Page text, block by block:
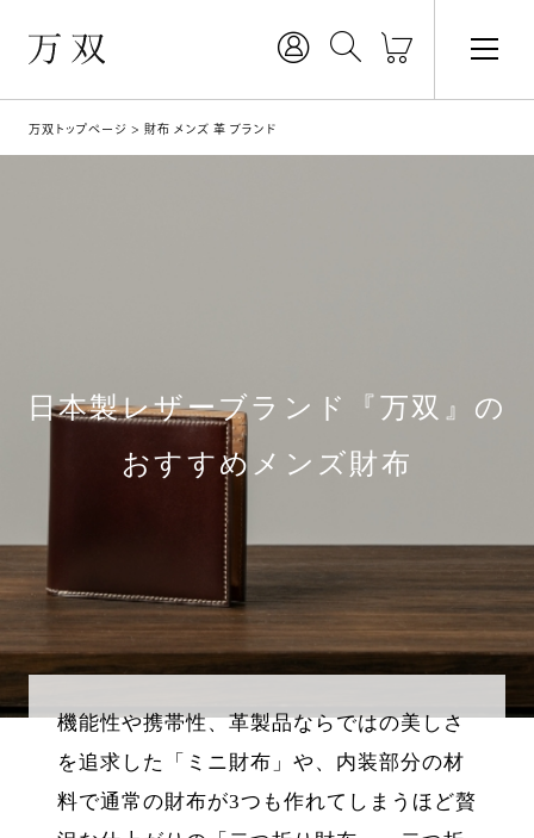
万双トップページ 財布 メンズ 革 ブランド
日本製レザーブランド『万双』の
おすすめメンズ財布
機能性や携帯性、革製品ならではの美しさ
を追求した「ミニ財布」や、内装部分の材
料で通常の財布が3つも作れてしまうほど贅